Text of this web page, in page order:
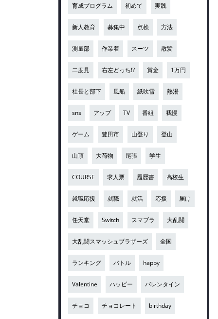
育成プログラム 初めて 実践
新人教育 募集中 点検 方法
測量部 作業着 スーツ 散髪
二度見 右左どっち!? 賞金 1万円
社長と部下 風船 紙吹雪 熱湯
sns アップ TV 番組 我慢
ゲーム 豊田市 山登り 登山
山頂 大荷物 尾張 学生
COURSE 求人票 履歴書 高校生
就職応援 就職 就活 応援 届け
任天堂 Switch スマブラ 大乱闘
大乱闘スマッシュブラザーズ 全国
ランキング バトル happy
Valentine ハッピー バレンタイン
チョコ チョコレート birthday